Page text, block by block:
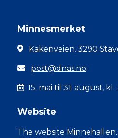
Minnesmerket
Kakenveien, 3290
post@dnas.no
15. mai til 31. august, kl.
Website
The website